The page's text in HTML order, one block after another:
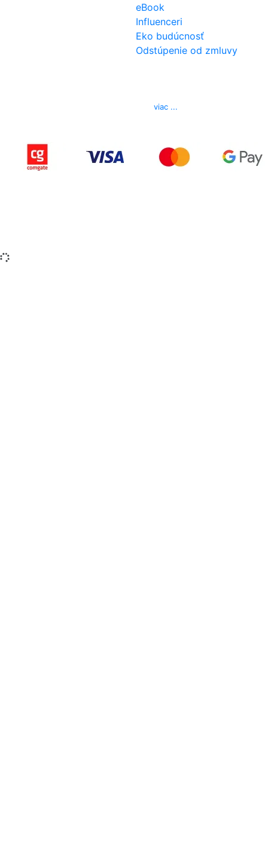
eBook
Influenceri
Eko budúcnosť
Odstúpenie od zmluvy
viac ...